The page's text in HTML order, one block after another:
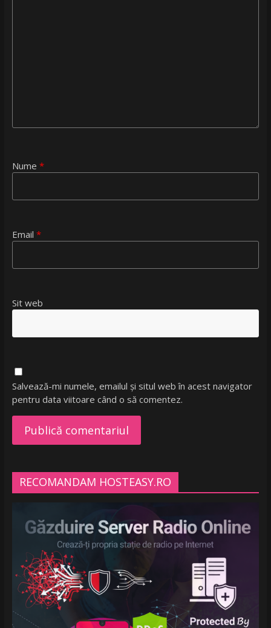
Nume *
Email *
Sit web
Salvează-mi numele, emailul și situl web în acest navigator
pentru data viitoare când o să comentez.
RECOMANDAM HOSTEASY.RO